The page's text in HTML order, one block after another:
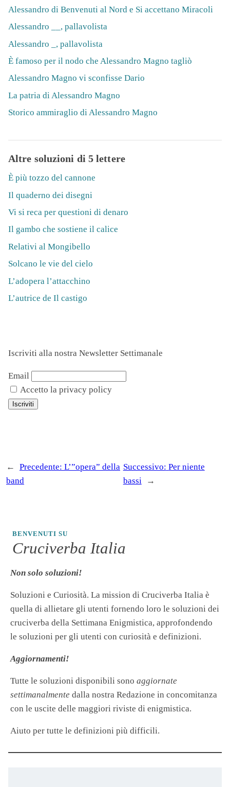
Alessandro di Benvenuti al Nord e Si accettano Miracoli
Alessandro __, pallavolista
Alessandro _, pallavolista
È famoso per il nodo che Alessandro Magno tagliò
Alessandro Magno vi sconfisse Dario
La patria di Alessandro Magno
Storico ammiraglio di Alessandro Magno
Altre soluzioni di 5 lettere
È più tozzo del cannone
Il quaderno dei disegni
Vi si reca per questioni di denaro
Il gambo che sostiene il calice
Relativi al Mongibello
Solcano le vie del cielo
L’adopera l’attacchino
L’autrice de Il castigo
Iscriviti alla nostra Newsletter Settimanale
Email
Accetto la privacy policy
← Precedente: L’”opera” della
band
Successivo: Per niente
bassi
→
BENVENUTI SU
Cruciverba Italia
Non solo soluzioni!
Soluzioni e Curiosità. La mission di Cruciverba Italia è
quella di allietare gli utenti fornendo loro le soluzioni dei
cruciverba della Settimana Enigmistica, approfondendo
le soluzioni per gli utenti con curiosità e definizioni.
Aggiornamenti!
Tutte le soluzioni disponibili sono aggiornate
settimanalmente dalla nostra Redazione in concomitanza
con le uscite delle maggiori riviste di enigmistica.
Aiuto per tutte le definizioni più difficili.